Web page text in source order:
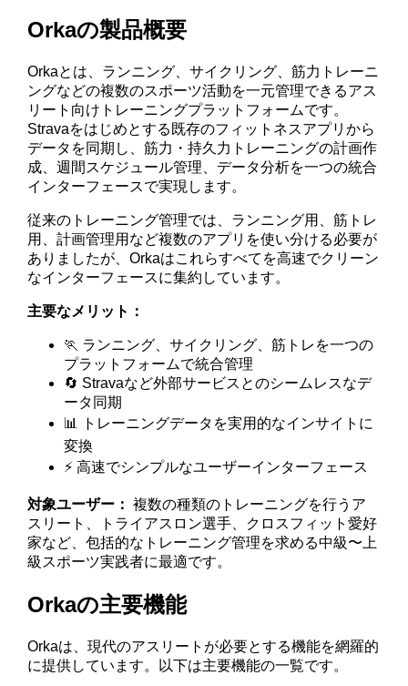
Orkaの製品概要
Orkaとは、ランニング、サイクリング、筋力トレーニ
ングなどの複数のスポーツ活動を一元管理できるアス
リート向けトレーニングプラットフォームです。
Stravaをはじめとする既存のフィットネスアプリから
データを同期し、筋力・持久力トレーニングの計画作
成、週間スケジュール管理、データ分析を一つの統合
インターフェースで実現します。
従来のトレーニング管理では、ランニング用、筋トレ
用、計画管理用など複数のアプリを使い分ける必要が
ありましたが、Orkaはこれらすべてを高速でクリーン
なインターフェースに集約しています。
主要なメリット：
🏃 ランニング、サイクリング、筋トレを一つの
プラットフォームで統合管理
🔄 Stravaなど外部サービスとのシームレスなデ
ータ同期
📊 トレーニングデータを実用的なインサイトに
変換
⚡ 高速でシンプルなユーザーインターフェース
対象ユーザー： 複数の種類のトレーニングを行うア
スリート、トライアスロン選手、クロスフィット愛好
家など、包括的なトレーニング管理を求める中級〜上
級スポーツ実践者に最適です。
Orkaの主要機能
Orkaは、現代のアスリートが必要とする機能を網羅的
に提供しています。以下は主要機能の一覧です。